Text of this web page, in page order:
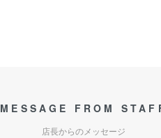
MESSAGE FROM
店長からのメッセージ